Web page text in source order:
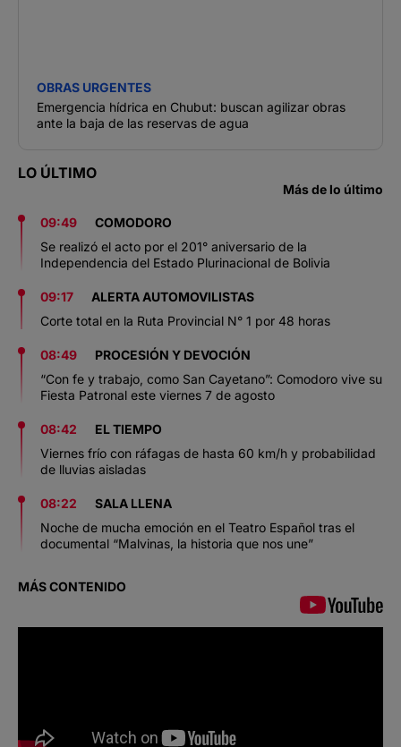
OBRAS URGENTES
Emergencia hídrica en Chubut: buscan agilizar obras
ante la baja de las reservas de agua
LO ÚLTIMO
Más de lo último
09:49
COMODORO
Se realizó el acto por el 201° aniversario de la
Independencia del Estado Plurinacional de Bolivia
09:17
ALERTA AUTOMOVILISTAS
Corte total en la Ruta Provincial N° 1 por 48 horas
08:49
PROCESIÓN Y DEVOCIÓN
“Con fe y trabajo, como San Cayetano”: Comodoro vive su
Fiesta Patronal este viernes 7 de agosto
08:42
EL TIEMPO
Viernes frío con ráfagas de hasta 60 km/h y probabilidad
de lluvias aisladas
08:22
SALA LLENA
Noche de mucha emoción en el Teatro Español tras el
documental “Malvinas, la historia que nos une”
MÁS CONTENIDO